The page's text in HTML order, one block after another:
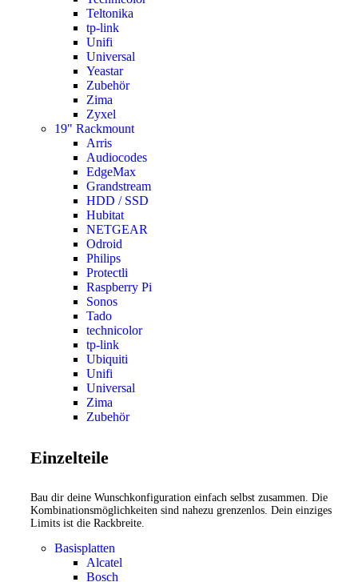
Teltonika
tp-link
Unifi
Universal
Yeastar
Zubehör
Zima
Zyxel
19" Rackmount
Arris
Audiocodes
EdgeMax
Grandstream
HDD / SSD
Hubitat
NETGEAR
Odroid
Philips
Protectli
Raspberry Pi
Sonos
Tado
technicolor
tp-link
Ubiquiti
Unifi
Universal
Zima
Zubehör
Einzelteile
Bau dir deine Wunschkonfiguration einfach selbst zusammen. Die
Kombinationsmöglichkeiten sind nahezu grenzenlos. Dein einziges
Limits ist die Rackbreite.
Basisplatten
Alcatel
Bosch